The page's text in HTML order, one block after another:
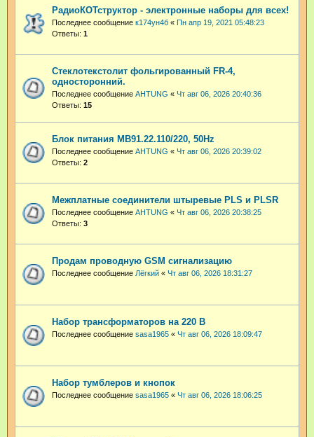
РадиоКОТструктор - электронные наборы для всех!
Последнее сообщение к174ун4б « Пн апр 19, 2021 05:48:23
Ответы: 1
Стеклотекстолит фольгированный FR-4,
односторонний.
Последнее сообщение AHTUNG « Чт авг 06, 2026 20:40:36
Ответы: 15
Блок питания МВ91.22.110/220, 50Hz
Последнее сообщение AHTUNG « Чт авг 06, 2026 20:39:02
Ответы: 2
Межплатные соединители штыревые PLS и PLSR
Последнее сообщение AHTUNG « Чт авг 06, 2026 20:38:25
Ответы: 3
Продам проводную GSM сигнализацию
Последнее сообщение Лёгкий « Чт авг 06, 2026 18:31:27
Набор трансформаторов на 220 В
Последнее сообщение sasa1965 « Чт авг 06, 2026 18:09:47
Набор тумблеров и кнопок
Последнее сообщение sasa1965 « Чт авг 06, 2026 18:06:25